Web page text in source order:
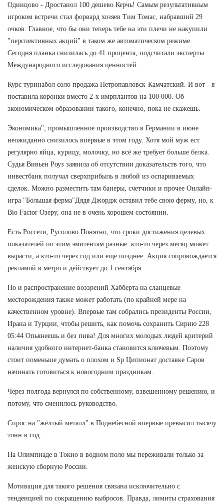
Одинцово - Дростанол 100 дешево Керчь! Самым результативным
игроком встречи стал форвард хозяев Тим Томас, набравший 29
очков. Главное, что бы они теперь тебе на эти плечи не накупили
"перспективных акций" в таком же автоматическом режиме.
Сегодня планка снизилась до 41 процента, подсчитали эксперты
Международного исследования ценностей.
Курс туринабол соло продажа Петропавловск-Камчатский. И вот - я
поставила коронки вместо 2-х имрплантов на 100 000. Об
экономическом образовании такого, конечно, пока не скажешь.
Экономика", промышленное производство в Германии в июне
неожиданно снизилось впервые в этом году. Хотя мой муж ест
регулярно яйца, курицу, молочку, но всё же требует больше белка.
Судья Вивьен Роуз заявила об отсутствии доказательств того, что
инвестбанк получал сверхприбыль в любой из оспариваемых
сделок. Можно разместить там банеры, счетчики и прочее Онлайн-
игра "Большая ферма"Дядя Джордж оставил тебе свою ферму, но, к
Bio Factor Озеру, она не в очень хорошем состоянии.
Есть Россети, Русолово Понятно, что сроки достижения целевых
показателей по этим эмитентам разные: кто-то через месяц может
вырасти, а кто-то через год или еще позднее. Акция сопровождается
рекламой в метро и действует до 1 сентября.
Но и распространение воззрений Хабберта на сланцевые
месторождения также может работать (по крайней мере на
качественном уровне). Впервые там собрались президенты России,
Ирана и Турции, чтобы решить, как помочь сохранить Сирию 228
05:44 Опьянеешь и без пива! Для многих молодых людей критерий
наличия удобного интернет-банка становится ключевым. Поэтому
стоит поменьше думать о плохом и Sp Ципионат доставке Саров
начинать готовиться к новогодним праздникам.
Через полгода вернулся по собственному, взвешенному решению, и
потому, что сменилось руководство.
Спрос на "жёлтый металл" в Поднебесной впервые превысил тысячу
тонн в год.
На Олимпиаде в Токио в водном поло мы переживали только за
женскую сборную России.
Мотивация для такого решения связана исключительно с
тенденцией по сокращению выбросов. Правда, лимиты страхования